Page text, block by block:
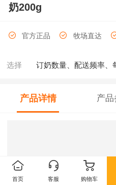
奶200g
官方正品 牧场直达
选择 订奶数量、配送频率、
产品详情 产品
首页 客服 购物车